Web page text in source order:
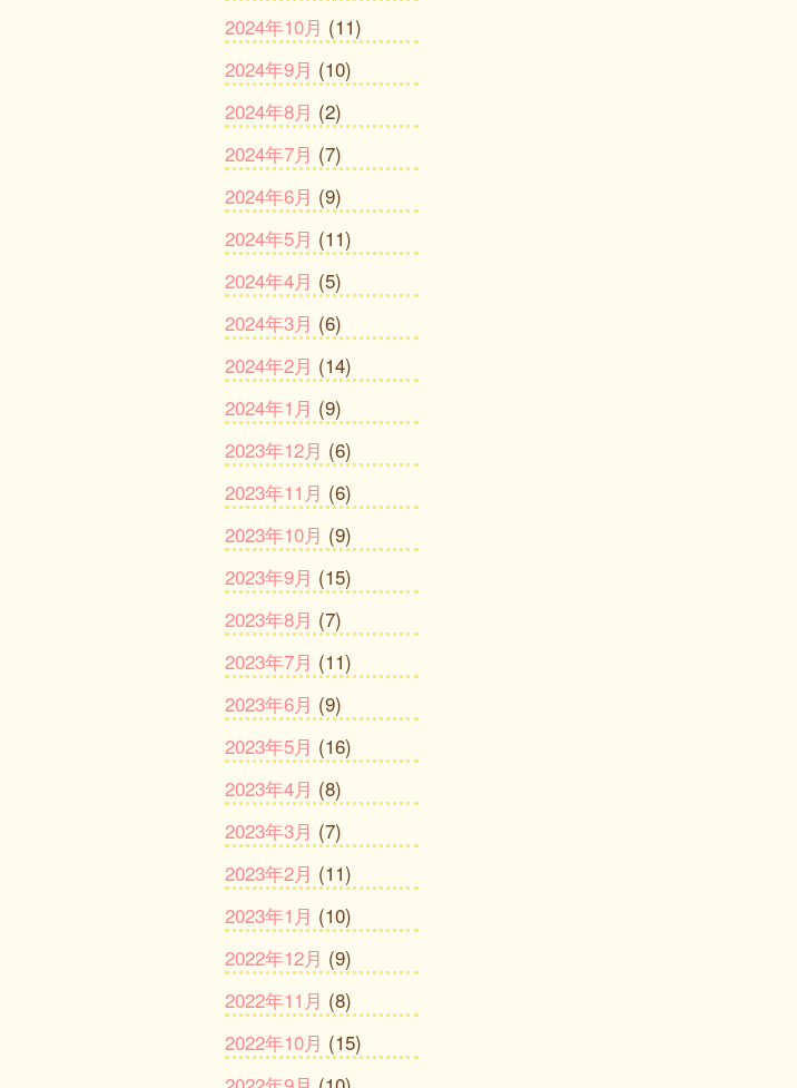
2024年10月 (11)
2024年9月 (10)
2024年8月 (2)
2024年7月 (7)
2024年6月 (9)
2024年5月 (11)
2024年4月 (5)
2024年3月 (6)
2024年2月 (14)
2024年1月 (9)
2023年12月 (6)
2023年11月 (6)
2023年10月 (9)
2023年9月 (15)
2023年8月 (7)
2023年7月 (11)
2023年6月 (9)
2023年5月 (16)
2023年4月 (8)
2023年3月 (7)
2023年2月 (11)
2023年1月 (10)
2022年12月 (9)
2022年11月 (8)
2022年10月 (15)